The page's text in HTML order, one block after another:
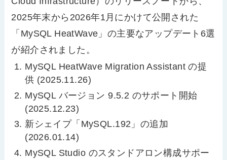
2025年末から 2026年1 月にかけて公開された
「 MySQL HeatWave 」の主要なアップデート 6選
が紹介されました。
MySQL HeatWave Migration Assistantの提
供 (2025.11.26)
MySQL バージョン 9.5.2 のサポート開始
(2025.12.23)
新シェイプ「 MySQL.192 」の追加
(2026.01.14)
MySQL Studio のスタンドアロン構成サポー